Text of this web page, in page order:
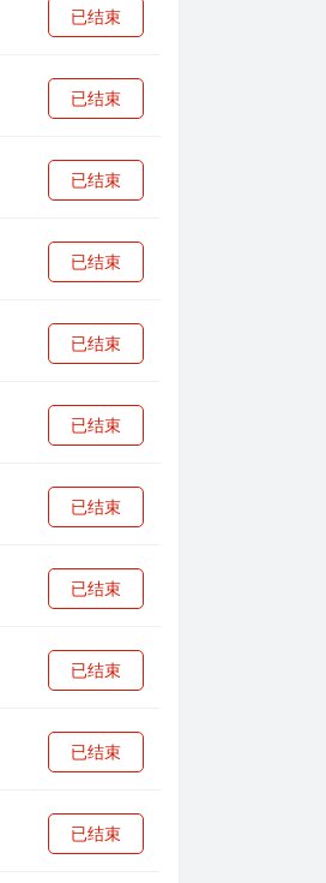
已结束
已结束
已结束
已结束
已结束
已结束
已结束
已结束
已结束
已结束
已结束